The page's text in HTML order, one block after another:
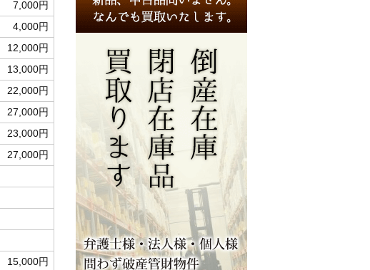
7,000円
4,000円
12,000円
13,000円
22,000円
27,000円
23,000円
27,000円
15,000円